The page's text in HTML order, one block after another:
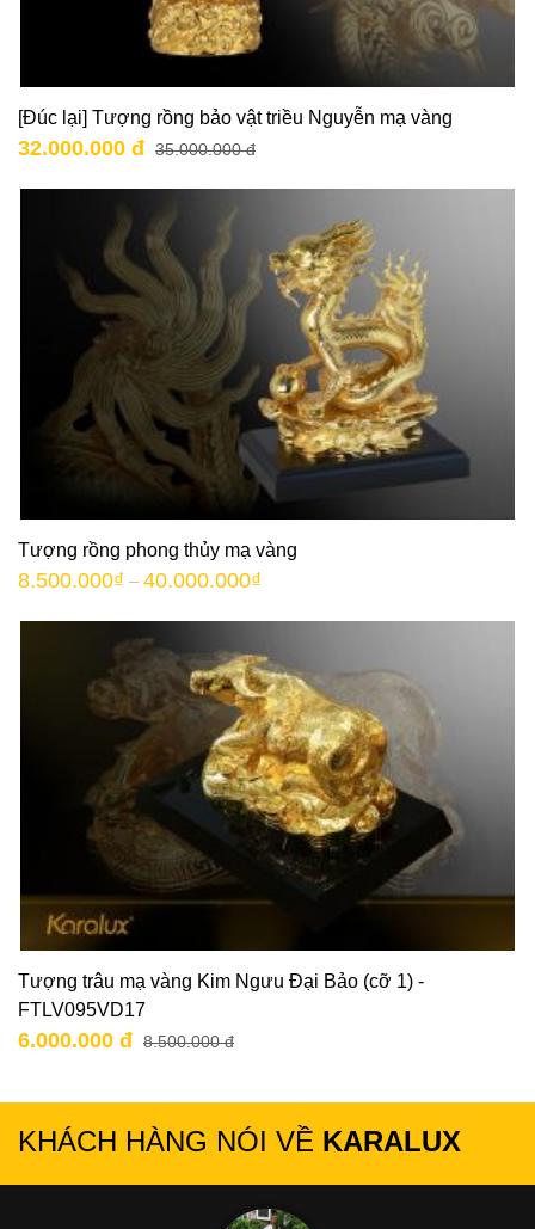
[Đúc lại] Tượng rồng bảo vật triều Nguyễn mạ vàng
32.000.000 đ 35.000.000 đ
Tượng rồng phong thủy mạ vàng
8.500.000₫ – 40.000.000₫
Tượng trâu mạ vàng Kim Ngưu Đại Bảo (cỡ 1) -
FTLV095VD17
6.000.000 đ 8.500.000 đ
KHÁCH HÀNG NÓI VỀ KARALUX